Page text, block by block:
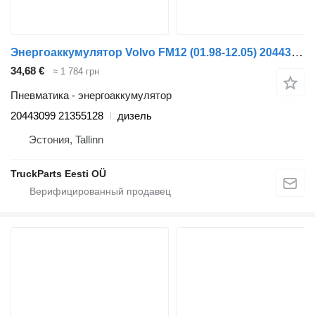
Энергоаккумулятор Volvo FM12 (01.98-12.05) 20443099 для тягача Volvo FM7-FM12, FM, FMX (1998-2014)
34,68 € ≈ 1 784 грн
Пневматика - энергоаккумулятор
20443099 21355128
дизель
Эстония, Tallinn
TruckParts Eesti OÜ